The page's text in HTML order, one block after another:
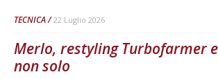
TECNICA 22 Luglio 2026
Merlo, restyling Turbofarmer e
non solo